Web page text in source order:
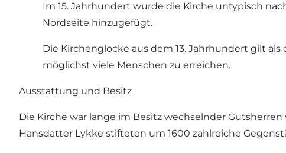
Im 15. Jahrhundert wurde die Kirche untypisch
Nordseite hinzugefügt.
Die Kirchenglocke aus dem 13. Jahrhundert gilt
möglichst viele Menschen zu erreichen.
Ausstattung und Besitz
Die Kirche war lange im Besitz wechselnder
Hansdatter Lykke stifteten um 1600 zahlreiche